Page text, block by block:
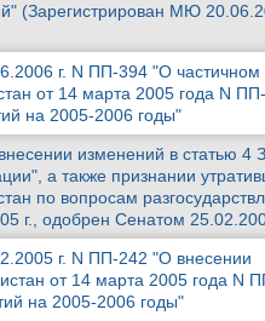
(Зарегистрирован МЮ
г. N ПП-394 "О частичном
от 14 марта 2005 года N
на 2005-2006 годы"
изменений в статью 4
а также признании
по вопросам
г., одобрен Сенатом
г. N ПП-242 "О внесении
от 14 марта 2005 года N
на 2005-2006 годы"